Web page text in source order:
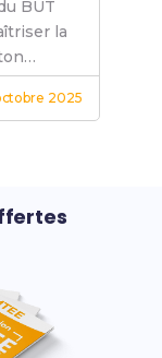
BUT
la
à un
2025